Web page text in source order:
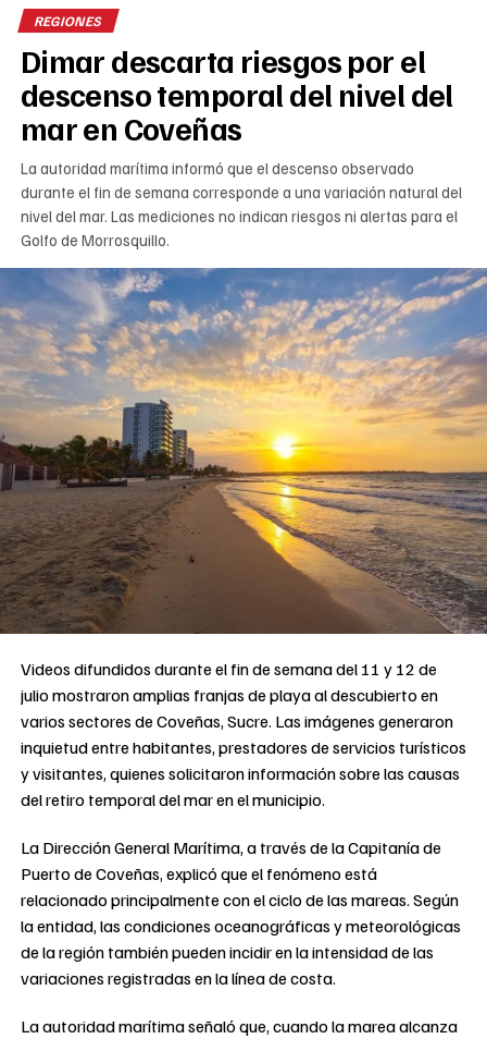
REGIONES
Dimar descarta riesgos por el
descenso temporal del nivel del
mar en Coveñas
La autoridad marítima informó que el descenso observado
durante el fin de semana corresponde a una variación natural del
nivel del mar. Las mediciones no indican riesgos ni alertas para el
Golfo de Morrosquillo.
Videos difundidos durante el fin de semana del 11 y 12 de
julio mostraron amplias franjas de playa al descubierto en
varios sectores de Coveñas, Sucre. Las imágenes generaron
inquietud entre habitantes, prestadores de servicios turísticos
y visitantes, quienes solicitaron información sobre las causas
del retiro temporal del mar en el municipio.
La Dirección General Marítima, a través de la Capitanía de
Puerto de Coveñas, explicó que el fenómeno está
relacionado principalmente con el ciclo de las mareas. Según
la entidad, las condiciones oceanográficas y meteorológicas
de la región también pueden incidir en la intensidad de las
variaciones registradas en la línea de costa.
La autoridad marítima señaló que, cuando la marea alcanza